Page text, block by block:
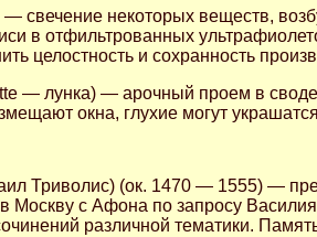
— свечение некоторых веществ,
в отфильтрованных
целостность и сохранность
— лунка) — арочный проем в своде
окна, глухие могут
Триволис) (ок. 1470 — 1555) —
Москву с Афона по запросу
различной тематики.